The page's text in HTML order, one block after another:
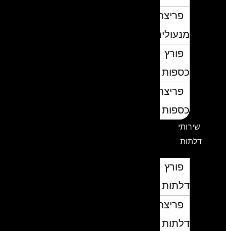
פריצת
מנעולים
פורץ
כספות
פריצת
כספות
שירותי
דלתות
פורץ
דלתות
פריצת
דלתות